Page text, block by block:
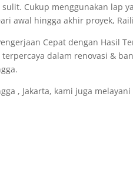
Cukup menggunakan lap
awal hingga akhir proyek,
Cepat dengan Hasil
dalam renovasi &
, Jakarta, kami juga